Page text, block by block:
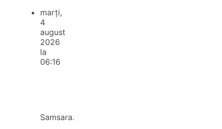
marți,
4
august
2026
la
06:16
Samsara.